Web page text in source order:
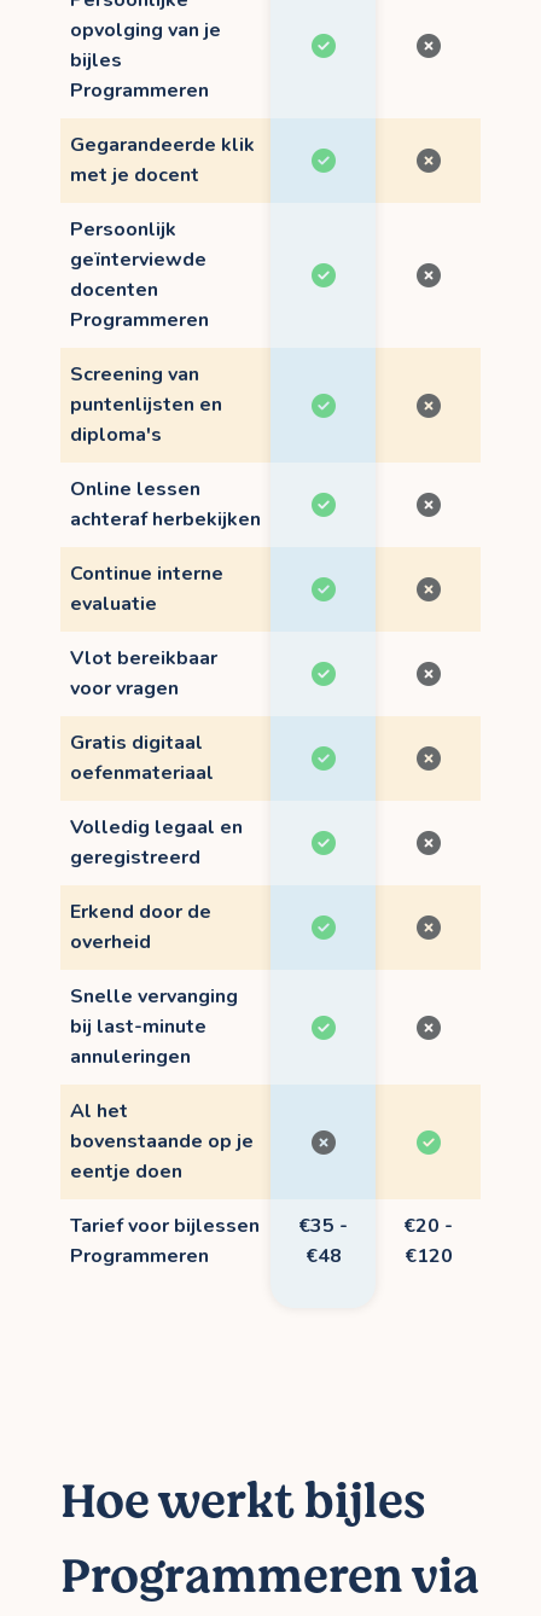
opvolging van je
bijles
Programmeren
Gegarandeerde klik
met je docent
Persoonlijk
geïnterviewde
docenten
Programmeren
Screening van
puntenlijsten en
diploma's
Online lessen
achteraf herbekijken
Continue interne
evaluatie
Vlot bereikbaar
voor vragen
Gratis digitaal
oefenmateriaal
Volledig legaal en
geregistreerd
Erkend door de
overheid
Snelle vervanging
bij last-minute
annuleringen
Al het
bovenstaande op je
eentje doen
Tarief voor bijlessen
Programmeren
€35 -
€48
€20 -
€120
Hoe werkt bijles
Programmeren via